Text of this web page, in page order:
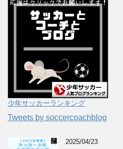
少年サッカーランキング
Tweets by soccercoachblog
2025/04/23